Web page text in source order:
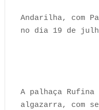
Andarilha, com
no dia 19 de
A palhaça Rufina
algazarra, com